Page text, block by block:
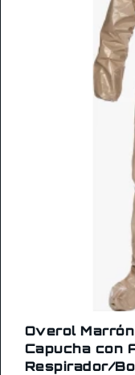
Overol
Capucha con
Respirador/